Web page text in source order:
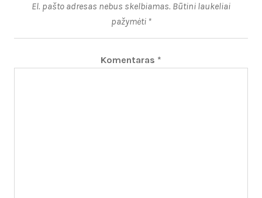
El. pašto adresas nebus skelbiamas. Būtini laukeliai
pažymėti *
Komentaras *